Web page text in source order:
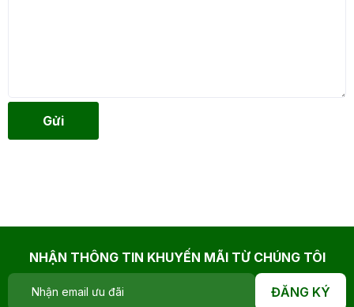
Gửi
NHẬN THÔNG TIN KHUYẾN MÃI TỪ CHÚNG TÔI
ĐĂNG KÝ